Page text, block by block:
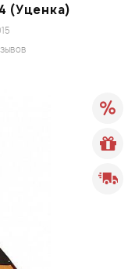
(Уценка)